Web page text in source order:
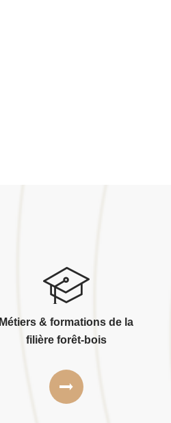
Métiers & formations de la
filière forêt-bois